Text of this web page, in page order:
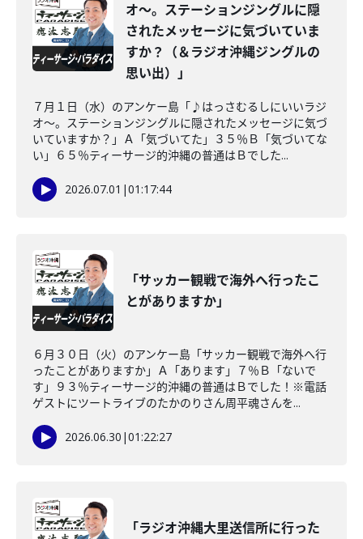
オ〜。ステーションジングルに隠
されたメッセージに気づいていま
すか？（＆ラジオ沖縄ジングルの
思い出）」
７月１日（水）のアンケー島「♪はっさむるしにいいラジ
オ〜。ステーションジングルに隠されたメッセージに気づ
いていますか？」Ａ「気づいてた」３５％Ｂ「気づいてな
い」６５％ティーサージ的沖縄の普通はＢでした...
2026.07.01 |01:17:44
「サッカー観戦で海外へ行ったこ
とがありますか」
６月３０日（火）のアンケー島「サッカー観戦で海外へ行
ったことがありますか」Ａ「あります」７％Ｂ「ないで
す」９３％ティーサージ的沖縄の普通はＢでした！※電話
ゲストにツートライブのたかのりさん周平魂さんを...
2026.06.30 |01:22:27
「ラジオ沖縄大里送信所に行った